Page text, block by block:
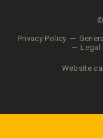
Privacy Policy
Legal
Website